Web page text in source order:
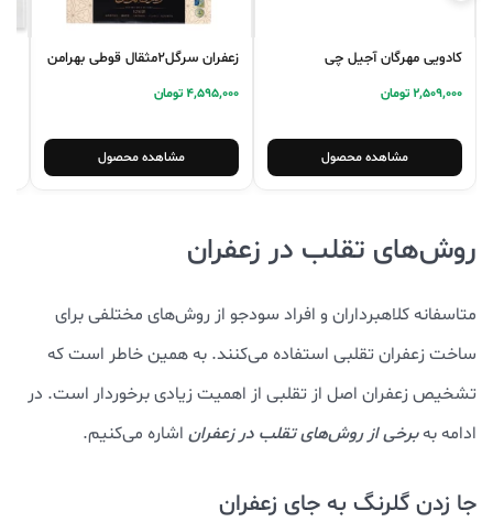
کادویی مهرگان آجیل چی
2,509,000 تومان
مشاهده محصول
زعفران سرگل2مثقال قوطی بهرامن
4,595,000 تومان
مشاهده محصول
روش‌های تقلب در زعفران
متاسفانه کلاهبرداران و افراد سودجو از روش‌های مختلفی برای
ساخت زعفران تقلبی استفاده می‌کنند. به همین خاطر است که
تشخیص زعفران اصل از تقلبی از اهمیت زیادی برخوردار است. در
ادامه بهبرخی از روش‌های تقلب در زعفران اشاره می‌کنیم.
جا زدن گلرنگ به جای زعفران